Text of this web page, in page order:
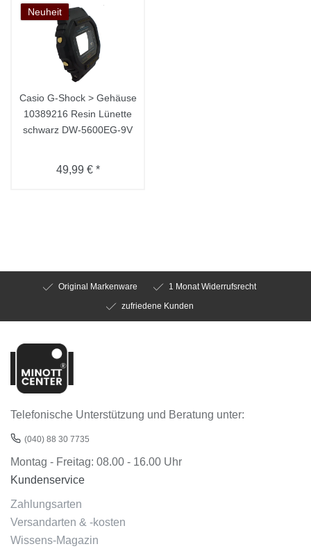
Neuheit
Casio G-Shock > Gehäuse
10389216 Resin Lünette
schwarz DW-5600EG-9V
49,99 € *
Original Markenware
1 Monat Widerrufsrecht
zufriedene Kunden
Telefonische Unterstützung und Beratung unter:
(040) 88 30 7735
Montag - Freitag: 08.00 - 16.00 Uhr
Kundenservice
Zahlungsarten
Versandarten & -kosten
Wissens-Magazin